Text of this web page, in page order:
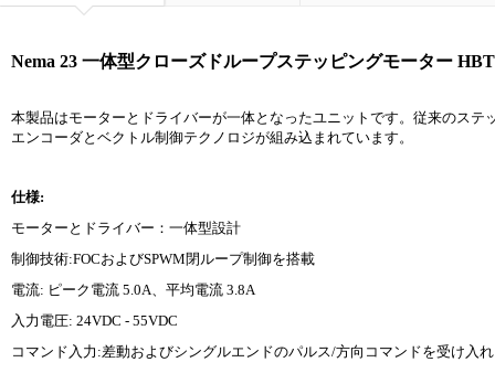
Nema 23 一体型クローズドループステッピングモーター
本製品はモーターとドライバーが一体となったユニットです。従来のス
エンコーダとベクトル制御テクノロジが組み込まれています。
仕様:
モーターとドライバー：一体型設計
制御技術:FOCおよびSPWM閉ループ制御を搭載
電流: ピーク電流 5.0A、平均電流 3.8A
入力電圧: 24VDC - 55VDC
コマンド入力:差動およびシングルエンドのパルス/方向コマンドを受け入